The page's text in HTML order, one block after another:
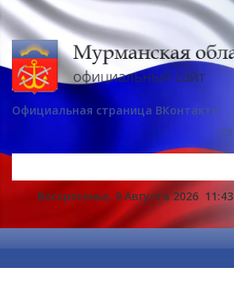
Официальная страница ВКонтакте
Воскресенье, 9 Августа 2026 11:43